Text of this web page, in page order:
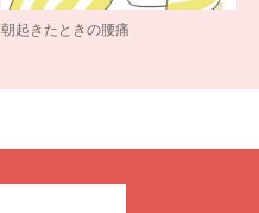
朝起きたときの腰痛